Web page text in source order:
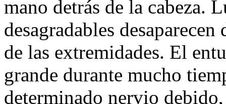
mano detrás de la cabeza.
desagradables
de las extremidades. El
grande durante mucho
determinado nervio